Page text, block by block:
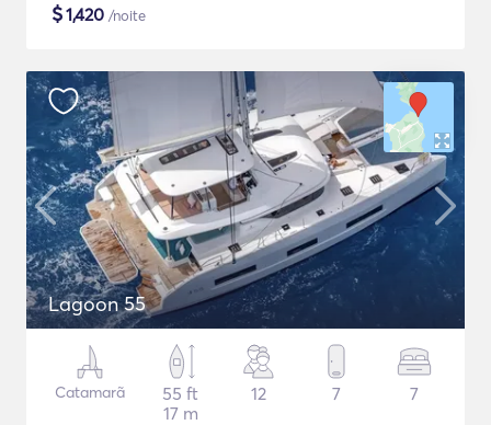
$1,420 /noite
Lagoon 55
Catamarã
55 ft
17 m
12 7 7